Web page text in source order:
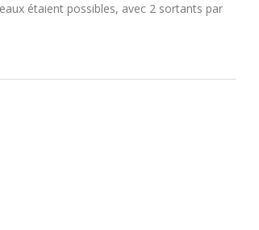
étaient possibles, avec 2 sortants par